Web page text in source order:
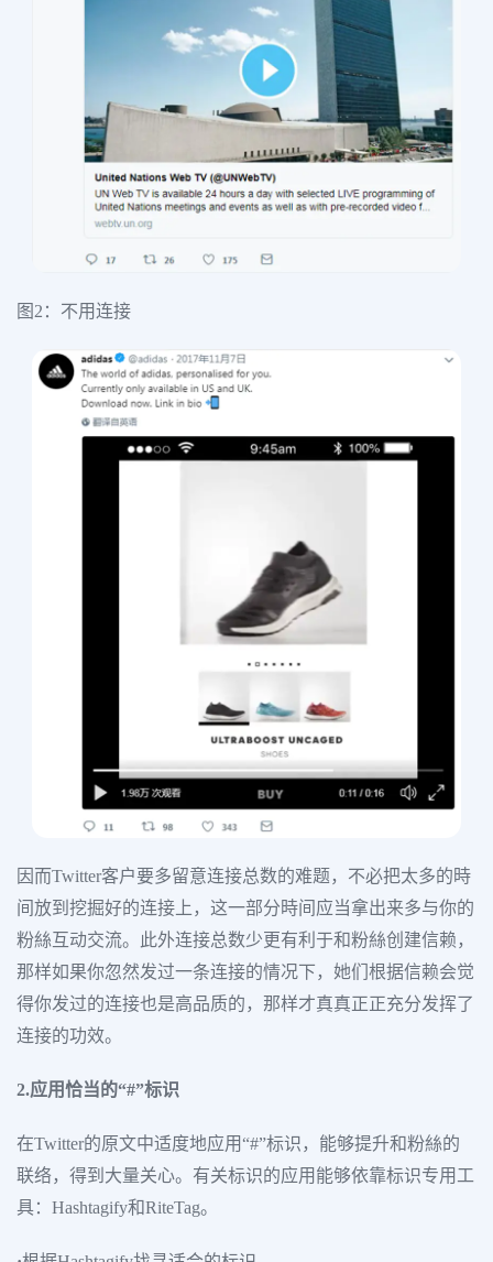
图2：不用连接
因而Twitter客户要多留意连接总数的难题，不必把太多的時
间放到挖掘好的连接上，这一部分時间应当拿出来多与你的
粉絲互动交流。此外连接总数少更有利于和粉絲创建信赖，
那样如果你忽然发过一条连接的情况下，她们根据信赖会觉
得你发过的连接也是高品质的，那样才真真正正充分发挥了
连接的功效。
2.应用恰当的“#”标识
在Twitter的原文中适度地应用“#”标识，能够提升和粉絲的
联络，得到大量关心。有关标识的应用能够依靠标识专用工
具：Hashtagify和RiteTag。